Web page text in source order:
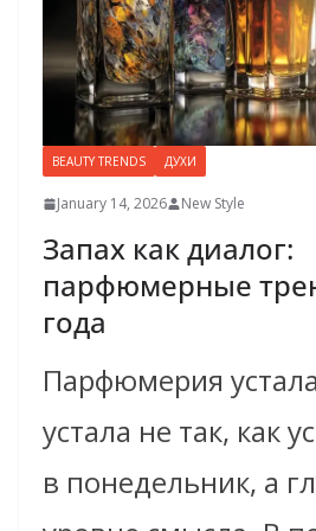
BEAUTY TRENDS ДУХИ
January 14, 2026 New Style
Запах как диалог:
парфюмерные
года
Парфюмерия
устала не так, как
в понедельник, а